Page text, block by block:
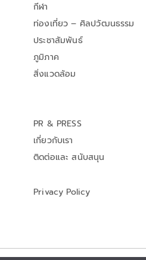
กีฬา
ท่องเที่ยว – ศิลปวัฒนธรรม
ประชาสัมพันธ์
ภูมิภาค
สิ่งแวดล้อม
PR & PRESS
เกี่ยวกับเรา
ติดต่อและ สนับสนุน
Privacy Policy